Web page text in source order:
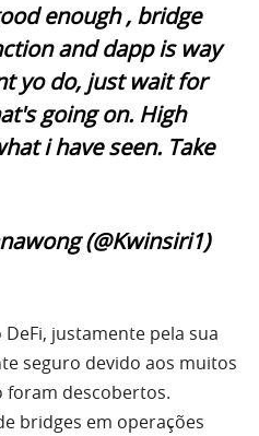
enough , bridge
and dapp is way
yo do, just wait for
going on. High
i have seen. Take
(@Kwinsiri1)
justamente pela sua
seguro devido aos muitos
foram descobertos.
bridges em operações